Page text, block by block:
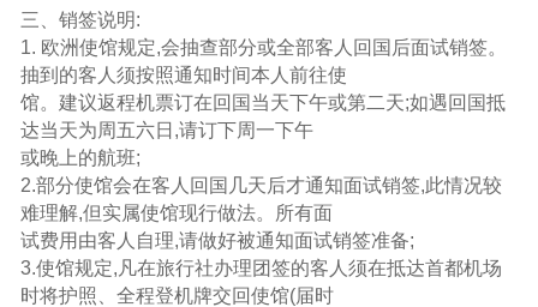
c)景点实际游览时间以行程中标注时间为准,承诺不少于标
注时间;
d)行程中未标注“入内参观”的景点均为游览外观,入内参观景
点均含门票;
4. 退费说明:
a)如遇天气、战争、罢工、地震等人力不可抗力因素无法游
览,我社将按照旅行社协议,退还
未游览景点门票费用(赠送项目费用不退),其他费用因为提前
预付已经发生无法退还;
b)游客因个人原因临时自愿放弃游览,酒店住宿、餐、车等
费用均不退还;
三、销签说明:
1. 欧洲使馆规定,会抽查部分或全部客人回国后面试销签。
抽到的客人须按照通知时间本人前往使
馆。建议返程机票订在回国当天下午或第二天;如遇回国抵
达当天为周五六日,请订下周一下午
或晚上的航班;
2.部分使馆会在客人回国几天后才通知面试销签,此情况较
难理解,但实属使馆现行做法。所有面
试费用由客人自理,请做好被通知面试销签准备;
3.使馆规定,凡在旅行社办理团签的客人须在抵达首都机场
时将护照、全程登机牌交回使馆(届时